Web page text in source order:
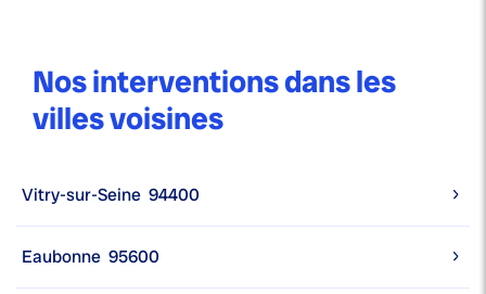
Nos interventions dans les
villes voisines
Vitry-sur-Seine 94400
Eaubonne 95600